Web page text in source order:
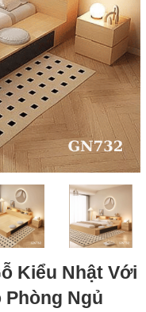
Kiểu Nhật Với
Ngủ